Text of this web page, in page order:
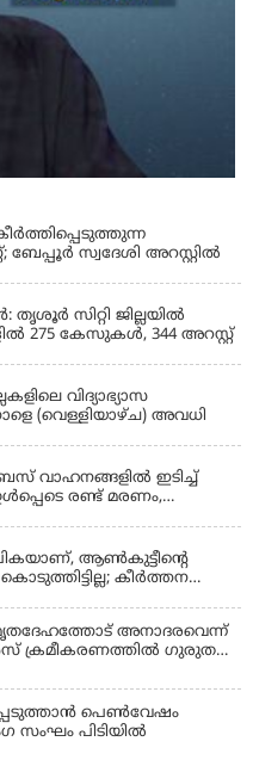
പോസ്റ്റ്; ബേപ്പൂർ സ്വദേശി അറസ്റ്റിൽ
സിറ്റി ജില്ലയിൽ
275 കേസുകൾ, 344 അറസ്റ്റ്
(വെള്ളിയാഴ്ച) അവധി
വാഹനങ്ങളില്‍ ഇടിച്ച്
രണ്ട് മരണം,
ആണ്‍കുട്ടീന്റെ
കീർത്തന
അനാദരവെന്ന്
ക്രമീകരണത്തില്‍ ഗുരുതര
ഇല്ലാതെയെന്നും ആരോപണം
പെൺവേഷം
സംഘം പിടിയിൽ